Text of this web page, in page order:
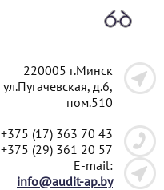
220005 г.Минск
ул.Пугачевская, д.6,
пом.510
+375 (17) 363 70 43
+375 (29) 361 20 57
E-mail:
info@audit-ap.by